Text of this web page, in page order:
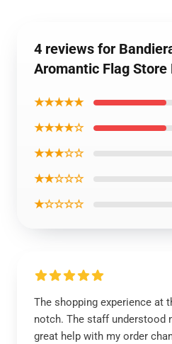
4 reviews for
Aromantic Flag Store
★★★★★
★★★★☆
★★★☆☆
★★☆☆☆
★☆☆☆☆
The shopping experience at
notch. The staff understood
great help with my order